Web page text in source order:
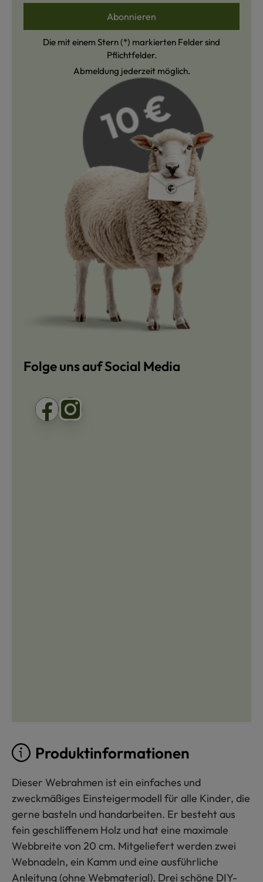
Abonnieren
Die mit einem Stern (*) markierten Felder sind
Pflichtfelder.
Abmeldung jederzeit möglich.
Folge uns auf Social Media
Produktinformationen
Dieser Webrahmen ist ein einfaches und
zweckmäßiges Einsteigermodell für alle Kinder, die
gerne basteln und handarbeiten. Er besteht aus
fein geschliffenem Holz und hat eine maximale
Webbreite von 20 cm. Mitgeliefert werden zwei
Webnadeln, ein Kamm und eine ausführliche
Anleitung (ohne Webmaterial). Drei schöne DIY-